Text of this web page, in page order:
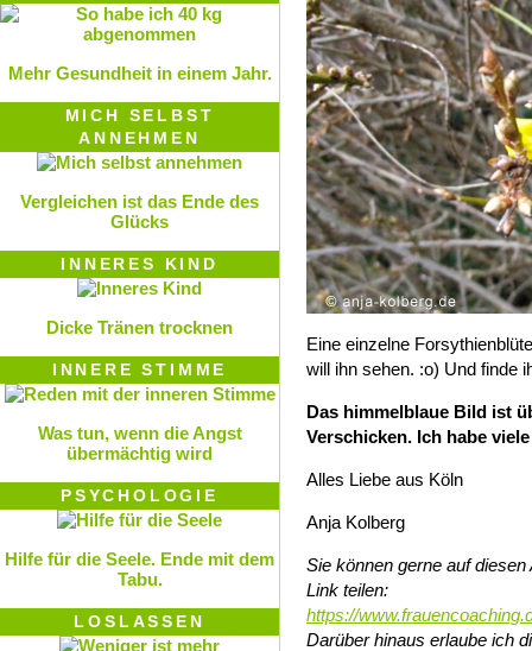
Eine einzelne
will ihn sehen. :o) Und finde
Das himmelblaue Bild ist
Verschicken. Ich habe
Alles Liebe aus Köln
Anja Kolberg
Sie können gerne auf
Link teilen:
https://
Darüber hinaus erlaube ich
Mehr Gesundheit in einem Jahr.
MICH SELBST
ANNEHMEN
Vergleichen ist das Ende des
Glücks
INNERES KIND
Dicke Tränen trocknen
INNERE STIMME
Was tun, wenn die Angst
übermächtig wird
PSYCHOLOGIE
Hilfe für die Seele. Ende mit dem
Tabu.
LOSLASSEN